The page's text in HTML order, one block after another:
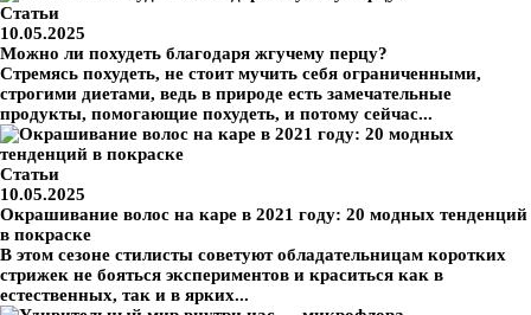
Статьи
10.05.2025
Можно ли похудеть благодаря жгучему перцу?
Стремясь похудеть, не стоит мучить себя ограниченными,
строгими диетами, ведь в природе есть замечательные
продукты, помогающие похудеть, и потому сейчас...
Статьи
10.05.2025
Окрашивание волос на каре в 2021 году: 20 модных тенденций
в покраске
В этом сезоне стилисты советуют обладательницам коротких
стрижек не бояться экспериментов и краситься как в
естественных, так и в ярких...